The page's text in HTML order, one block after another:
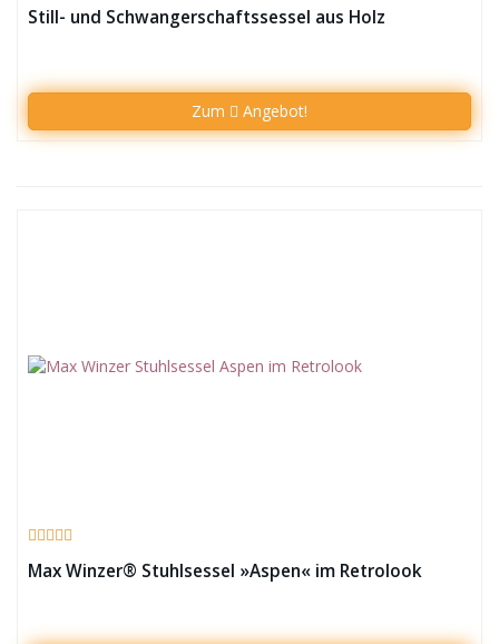
Still- und Schwangerschaftssessel aus Holz
Zum Angebot!
Max Winzer® Stuhlsessel »Aspen« im Retrolook